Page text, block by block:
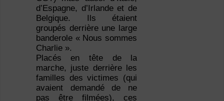
d’Espagne, d’Irlande et de
Belgique. Ils étaient
groupés derrière une large
banderole « Nous sommes
Charlie ».
Placés en tête de la
marche, juste derrière les
familles des victimes (qui
avaient demandé de ne
pas être filmées), ces